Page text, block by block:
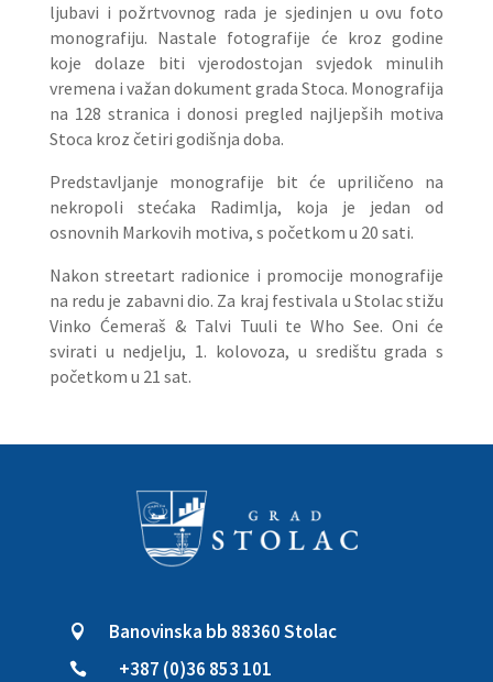
ljubavi i požrtvovnog rada je sjedinjen u ovu foto
monografiju. Nastale fotografije će kroz godine
koje dolaze biti vjerodostojan svjedok minulih
vremena i važan dokument grada Stoca. Monografija
na 128 stranica i donosi pregled najljepših motiva
Stoca kroz četiri godišnja doba.
Predstavljanje monografije bit će upriličeno na
nekropoli stećaka Radimlja, koja je jedan od
osnovnih Markovih motiva, s početkom u 20 sati.
Nakon streetart radionice i promocije monografije
na redu je zabavni dio. Za kraj festivala u Stolac stižu
Vinko Ćemeraš & Talvi Tuuli te Who See. Oni će
svirati u nedjelju, 1. kolovoza, u središtu grada s
početkom u 21 sat.
 Banovinska bb 88360 Stolac
 +387 (0)36 853 101